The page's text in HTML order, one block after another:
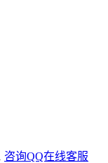
咨询QQ在线客服